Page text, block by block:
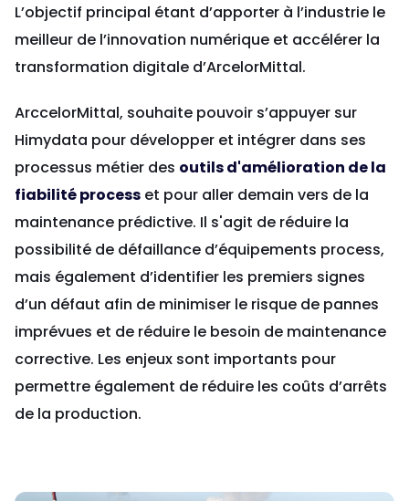
L’objectif principal étant d’apporter à l’industrie le
meilleur de l’innovation numérique et accélérer la
transformation digitale d’ArcelorMittal.
ArccelorMittal, souhaite pouvoir s’appuyer sur
Himydata pour développer et intégrer dans ses
processus métier des outils d'amélioration de la
fiabilité process et pour aller demain vers de la
maintenance prédictive. Il s'agit de réduire la
possibilité de défaillance d’équipements process,
mais également d’identifier les premiers signes
d’un défaut afin de minimiser le risque de pannes
imprévues et de réduire le besoin de maintenance
corrective. Les enjeux sont importants pour
permettre également de réduire les coûts d’arrêts
de la production.